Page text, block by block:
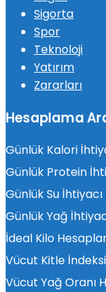
Sigorta
Spor
Teknoloji
Yatırım
Zararları
Hesaplama
Günlük Kalori
Günlük Protein
Günlük Su
Günlük Yağ
İdeal Kilo
Vücut Kitle
Vücut Yağ Oranı